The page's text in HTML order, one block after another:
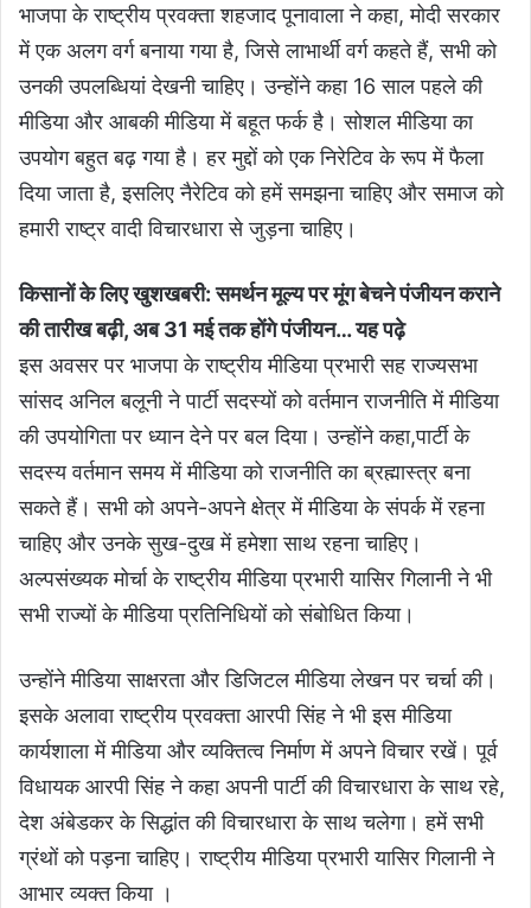
भाजपा के राष्ट्रीय प्रवक्ता शहजाद पूनावाला ने कहा, मोदी सरकार
में एक अलग वर्ग बनाया गया है, जिसे लाभार्थी वर्ग कहते हैं, सभी को
उनकी उपलब्धियां देखनी चाहिए। उन्होंने कहा 16 साल पहले की
मीडिया और आबकी मीडिया में बहूत फर्क है। सोशल मीडिया का
उपयोग बहुत बढ़ गया है। हर मुद्दों को एक निरेटिव के रूप में फैला
दिया जाता है, इसलिए नैरेटिव को हमें समझना चाहिए और समाज को
हमारी राष्ट्र वादी विचारधारा से जुड़ना चाहिए।
किसानों के लिए खुशखबरी: समर्थन मूल्य पर मूंग बेचने पंजीयन कराने
की तारीख बढ़ी, अब 31 मई तक होंगे पंजीयन… यह पढ़े
इस अवसर पर भाजपा के राष्ट्रीय मीडिया प्रभारी सह राज्यसभा
सांसद अनिल बलूनी ने पार्टी सदस्यों को वर्तमान राजनीति में मीडिया
की उपयोगिता पर ध्यान देने पर बल दिया। उन्होंने कहा,पार्टी के
सदस्य वर्तमान समय में मीडिया को राजनीति का ब्रह्मास्त्र बना
सकते हैं। सभी को अपने-अपने क्षेत्र में मीडिया के संपर्क में रहना
चाहिए और उनके सुख-दुख में हमेशा साथ रहना चाहिए।
अल्पसंख्यक मोर्चा के राष्ट्रीय मीडिया प्रभारी यासिर गिलानी ने भी
सभी राज्यों के मीडिया प्रतिनिधियों को संबोधित किया।
उन्होंने मीडिया साक्षरता और डिजिटल मीडिया लेखन पर चर्चा की।
इसके अलावा राष्ट्रीय प्रवक्ता आरपी सिंह ने भी इस मीडिया
कार्यशाला में मीडिया और व्यक्तित्व निर्माण में अपने विचार रखें। पूर्व
विधायक आरपी सिंह ने कहा अपनी पार्टी की विचारधारा के साथ रहे,
देश अंबेडकर के सिद्धांत की विचारधारा के साथ चलेगा। हमें सभी
ग्रंथों को पड़ना चाहिए। राष्ट्रीय मीडिया प्रभारी यासिर गिलानी ने
आभार व्यक्त किया ।